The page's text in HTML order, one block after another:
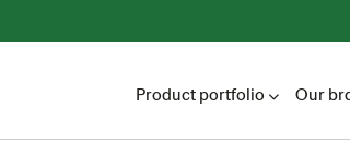
Product portfolio Our